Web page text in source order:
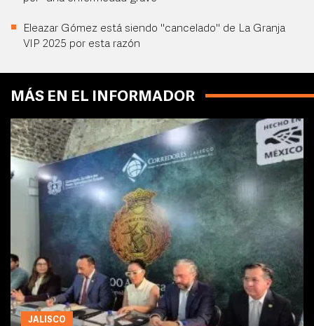
Eleazar Gómez está siendo "cancelado" de La Granja
VIP 2025 por esta razón
MÁS EN EL INFORMADOR
JALISCO